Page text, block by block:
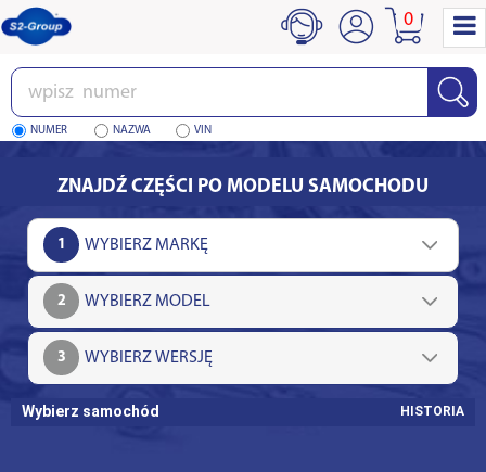
Wpisz
numer
NUMER NAZWA VIN
0
ZNAJDŹ CZĘŚCI PO MODELU SAMOCHODU
1
2
3
Wybierz samochód HISTORIA